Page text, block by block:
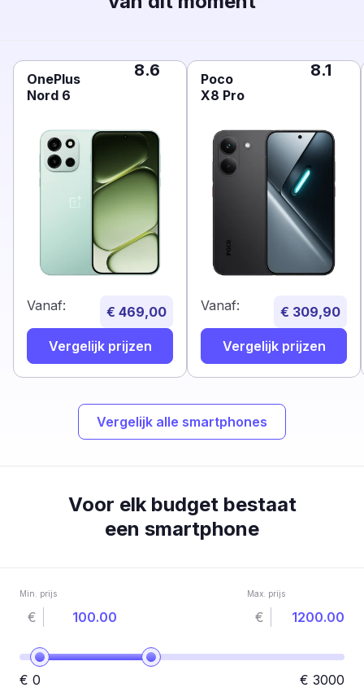
OnePlus
Nord 6
8.6
Vanaf: € 469,00
Vergelijk prijzen
Poco
X8 Pro
8.1
Vanaf: € 309,90
Vergelijk prijzen
Vergelijk alle smartphones
Voor elk budget bestaat
een smartphone
Min. prijs
€
Max. prijs
€
€ 0 € 3000